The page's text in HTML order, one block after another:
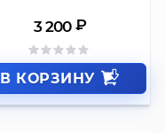
3 200 ₽
В КОРЗИНУ